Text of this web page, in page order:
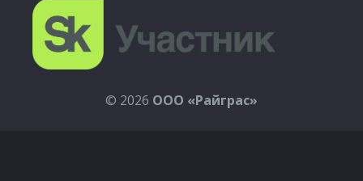
© 2026 ООО «Райграс»